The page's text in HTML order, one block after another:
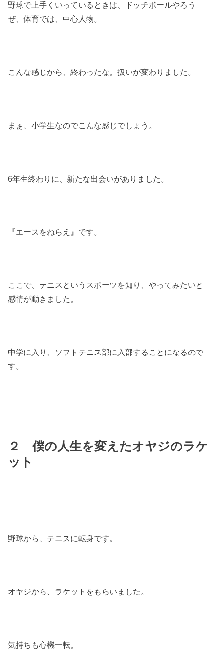
野球で上手くいっているときは、ドッチボールやろう
ぜ、体育では、中心人物。
こんな感じから、終わったな。扱いが変わりました。
まぁ、小学生なのでこんな感じでしょう。
6年生終わりに、新たな出会いがありました。
『エースをねらえ』です。
ここで、テニスというスポーツを知り、やってみたいと
感情が動きました。
中学に入り、ソフトテニス部に入部することになるので
す。
２ 僕の人生を変えたオヤジのラケ
ット
野球から、テニスに転身です。
オヤジから、ラケットをもらいました。
気持ちも心機一転。